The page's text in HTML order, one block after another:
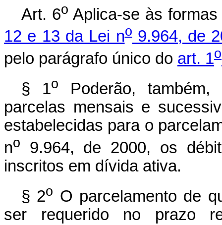
Art. 6o Aplica-se às
12 e 13 da Lei no9.964, de
pelo parágrafo único do art. 1o
§ 1o
Poderão,
parcelas mensais e
estabelecidas para o
no
9.964, de 2000, os
inscritos em dívida ativa.
§ 2o O parcelamento de
ser requerido no prazo